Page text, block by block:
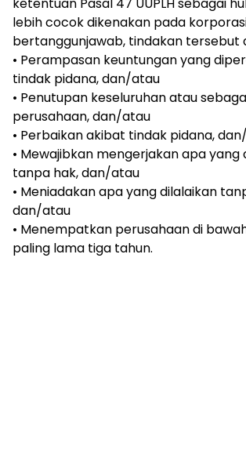
lebih cocok dikenakan pada
bertanggunjawab, tindakan tersebut
• Perampasan keuntungan yang
tindak pidana, dan/atau
• Penutupan keseluruhan atau
perusahaan, dan/atau
• Perbaikan akibat tindak pidana,
• Mewajibkan mengerjakan apa yang
tanpa hak, dan/atau
• Meniadakan apa yang dilalaikan
dan/atau
• Menempatkan perusahaan di
paling lama tiga tahun.